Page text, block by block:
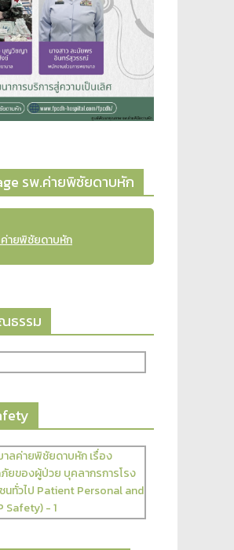
รพ.ค่ายพิชัยดาบหัก
ายพิชัยดาบหัก
ธรรม